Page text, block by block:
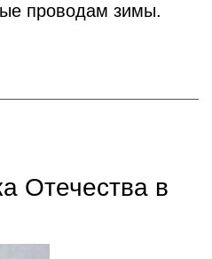
проводам зимы.
Отечества в